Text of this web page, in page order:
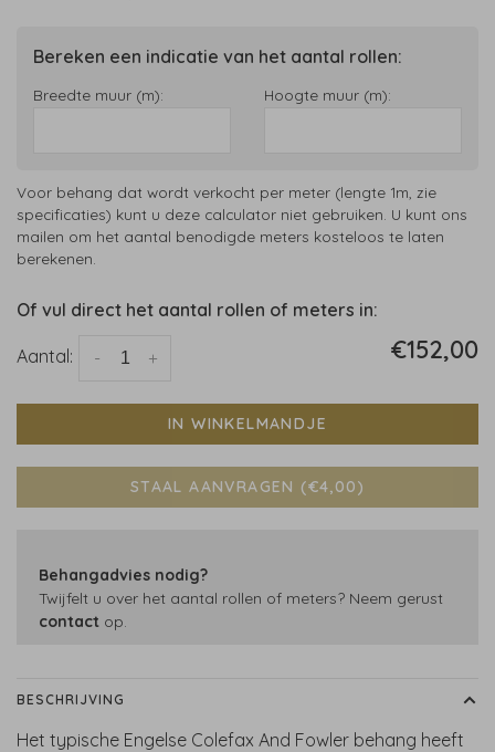
Bereken een indicatie van het aantal rollen:
Breedte muur (m): Hoogte muur (m):
Voor behang dat wordt verkocht per meter (lengte 1m, zie
specificaties) kunt u deze calculator niet gebruiken. U kunt ons
mailen om het aantal benodigde meters kosteloos te laten
berekenen.
Of vul direct het aantal rollen of meters in:
Aantal: +
- €152,00
IN WINKELMANDJE
STAAL AANVRAGEN (€4,00)
Behangadvies nodig?
Twijfelt u over het aantal rollen of meters? Neem gerust
contact op.
BESCHRIJVING
Het typische Engelse Colefax And Fowler behang heeft